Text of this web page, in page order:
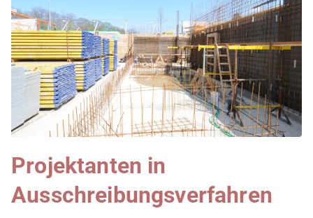
Projektanten in
Ausschreibungsverfahren